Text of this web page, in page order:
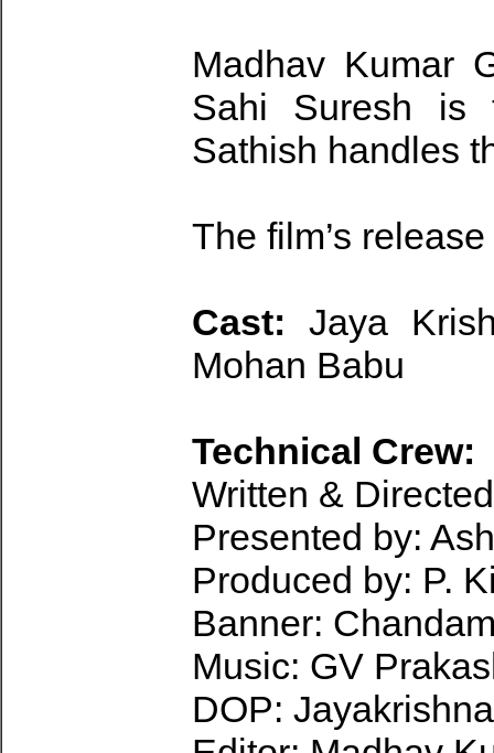
Madhav Kumar
Sahi Suresh is
Sathish handles
The film’s
Cast: Jaya
Mohan Babu
Technical Crew:
Written &
Presented by:
Produced by: P.
Banner:
Music: GV
DOP: